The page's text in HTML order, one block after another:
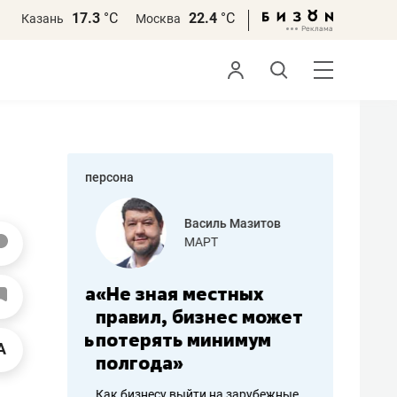
Казань 17.3 °С Москва 22.4 °С
персона
работа
Василь Мазитов
МАРТ
«Не зная местных
правил, бизнес может
потерять минимум
полгода»